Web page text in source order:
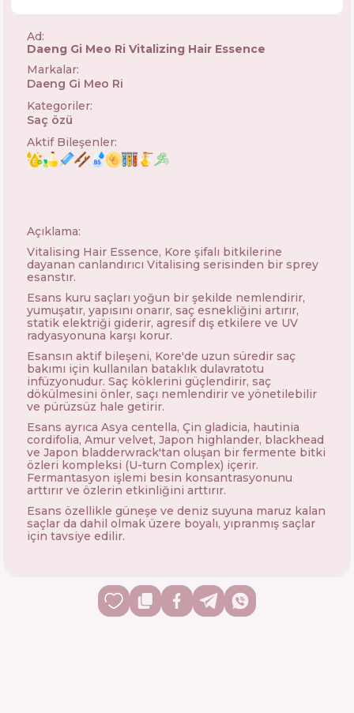
Ad:
Daeng Gi Meo Ri Vitalizing Hair Essence
Markalar:
Daeng Gi Meo Ri
Kategoriler:
Saç özü
Aktif Bileşenler:
Açıklama:
Vitalising Hair Essence, Kore şifalı bitkilerine
dayanan canlandırıcı Vitalising serisinden bir sprey
esanstır.
Esans kuru saçları yoğun bir şekilde nemlendirir,
yumuşatır, yapısını onarır, saç esnekliğini artırır,
statik elektriği giderir, agresif dış etkilere ve UV
radyasyonuna karşı korur.
Esansın aktif bileşeni, Kore'de uzun süredir saç
bakımı için kullanılan bataklık dulavratotu
infüzyonudur. Saç köklerini güçlendirir, saç
dökülmesini önler, saçı nemlendirir ve yönetilebilir
ve pürüzsüz hale getirir.
Esans ayrıca Asya centella, Çin gladicia, hautinia
cordifolia, Amur velvet, Japon highlander, blackhead
ve Japon bladderwrack'tan oluşan bir fermente bitki
özleri kompleksi (U-turn Complex) içerir.
Fermantasyon işlemi besin konsantrasyonunu
arttırır ve özlerin etkinliğini arttırır.
Esans özellikle güneşe ve deniz suyuna maruz kalan
saçlar da dahil olmak üzere boyalı, yıpranmış saçlar
için tavsiye edilir.